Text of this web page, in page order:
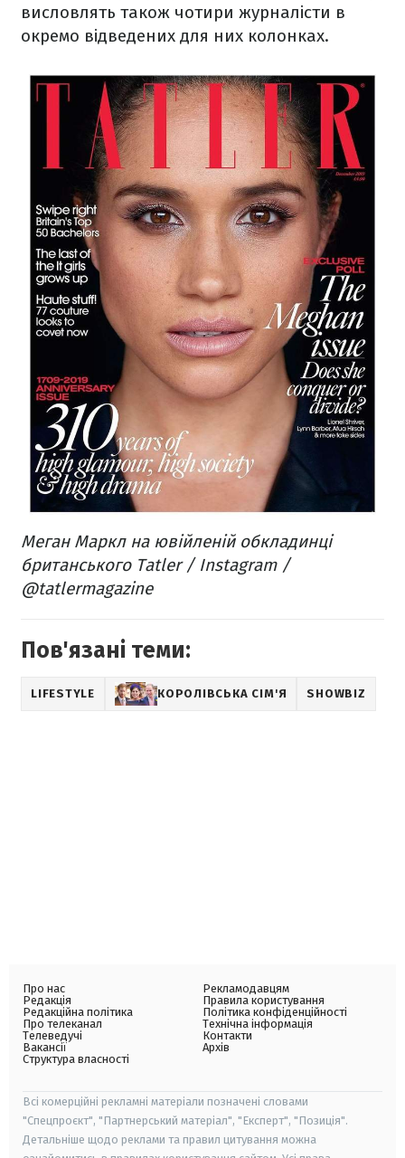
висловлять також чотири журналісти в
окремо відведених для них колонках.
Меган Маркл на ювійленій обкладинці
британського Tatler / Instagram /
@tatlermagazine
Пов'язані теми:
LIFESTYLE КОРОЛІВСЬКА СІМ'Я SHOWBIZ
Про нас
Редакція
Редакційна політика
Про телеканал
Телеведучі
Вакансії
Структура власності
Рекламодавцям
Правила користування
Політика конфіденційності
Технічна інформація
Контакти
Архів
Всі комерційні рекламні матеріали позначені словами
"Спецпроєкт", "Партнерський матеріал", "Експерт", "Позиція".
Детальніше щодо реклами та правил цитування можна